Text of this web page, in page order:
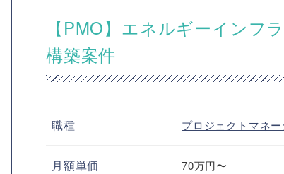
【PMO】エネルギーインフ
構築案件
職種 プロジェクトマネ
月額単価 70万円〜